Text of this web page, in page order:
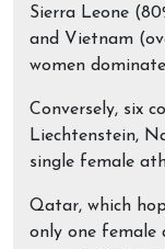
Sierra Leone
and Vietnam
women
Conversely, six
Liechtenstein,
single female
Qatar, which
only one female